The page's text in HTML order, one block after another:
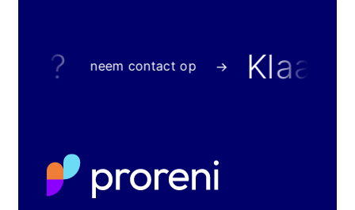
neem contact op Klaar om